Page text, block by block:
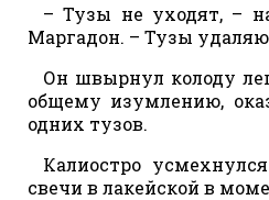
– Тузы не уходят, –
Маргадон. – Тузы
Он швырнул колоду
общему изумлению,
одних тузов.
Калиостро
свечи в лакейской в